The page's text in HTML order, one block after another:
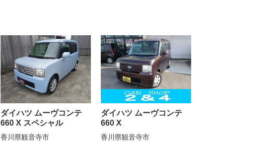
ダイハツ ムーヴコンテ
660 X スペシャル
香川県観音寺市
ダイハツ ムーヴコンテ
660 X
香川県観音寺市